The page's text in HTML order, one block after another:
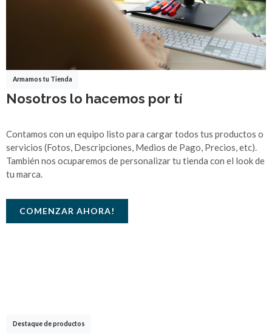
Armamos tu Tienda
Nosotros lo hacemos por tí
Contamos con un equipo listo para cargar todos tus productos o
servicios (Fotos, Descripciones, Medios de Pago, Precios, etc).
También nos ocuparemos de personalizar tu tienda con el look de
tu marca.
COMENZAR AHORA!
Destaque de productos